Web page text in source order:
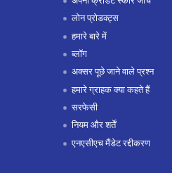
लोन प्रोडक्ट्स
हमारे बारे में
ब्लॉग
अक्सर पूछे जाने वाले प्रश्न
हमारे ग्राहक क्या कहते हैं
सरफेसी
नियम और शर्तें
एनएसीएच मैंडेट रद्दीकरण